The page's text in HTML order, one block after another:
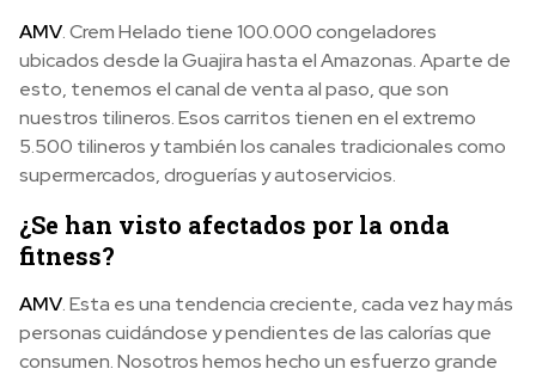
AMV. Crem Helado tiene 100.000 congeladores
ubicados desde la Guajira hasta el Amazonas. Aparte de
esto, tenemos el canal de venta al paso, que son
nuestros tilineros. Esos carritos tienen en el extremo
5.500 tilineros y también los canales tradicionales como
supermercados, droguerías y autoservicios.
¿Se han visto afectados por la onda
fitness?
AMV. Esta es una tendencia creciente, cada vez hay más
personas cuidándose y pendientes de las calorías que
consumen. Nosotros hemos hecho un esfuerzo grande